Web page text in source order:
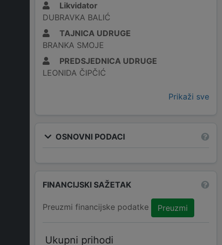
Likvidator
DUBRAVKA BALIĆ
TAJNICA UDRUGE
BRANKA SMOJE
PREDSJEDNICA UDRUGE
LEONIDA ČIPČIĆ
Prikaži sve
OSNOVNI PODACI
FINANCIJSKI SAŽETAK
Preuzmi financijske podatke Preuzmi
Ukupni prihodi